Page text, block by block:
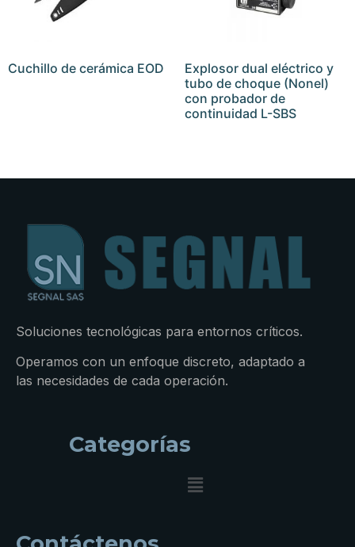
Cuchillo de cerámica EOD
Explosor dual eléctrico y
tubo de choque (Nonel)
con probador de
continuidad L-SBS
Soluciones tecnológicas para entornos críticos.
Operamos con un enfoque discreto, adaptado a
las necesidades de cada operación.
Categorías